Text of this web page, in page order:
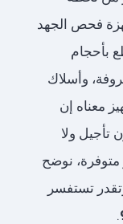
فحص الجهد
بأحجام
وأسلاك
معناه إن
تأجيل ولا
متوفرة، نوضح
تستفسر
.